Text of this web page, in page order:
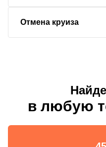
Отмена круиза
в любую